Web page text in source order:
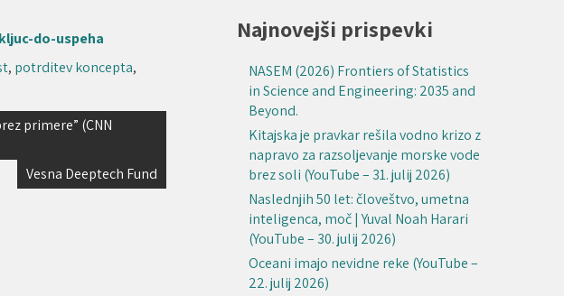
do-uspeha
, potrditev koncepta,
primere” (CNN
Vesna Deeptech Fund
Najnovejši prispevki
NASEM (2026) Frontiers of Statistics
in Science and Engineering: 2035 and
Beyond.
Kitajska je pravkar rešila vodno krizo z
napravo za razsoljevanje morske vode
brez soli (YouTube – 31. julij 2026)
Naslednjih 50 let: človeštvo, umetna
inteligenca, moč | Yuval Noah Harari
(YouTube – 30. julij 2026)
Oceani imajo nevidne reke (YouTube –
22. julij 2026)